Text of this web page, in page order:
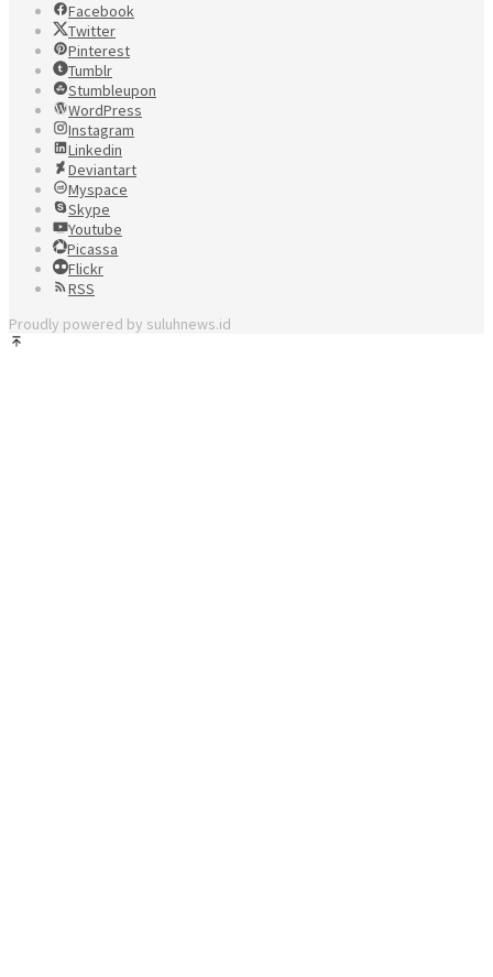
Facebook
Twitter
Pinterest
Tumblr
Stumbleupon
WordPress
Instagram
Linkedin
Deviantart
Myspace
Skype
Youtube
Picassa
Flickr
RSS
Proudly powered by suluhnews.id